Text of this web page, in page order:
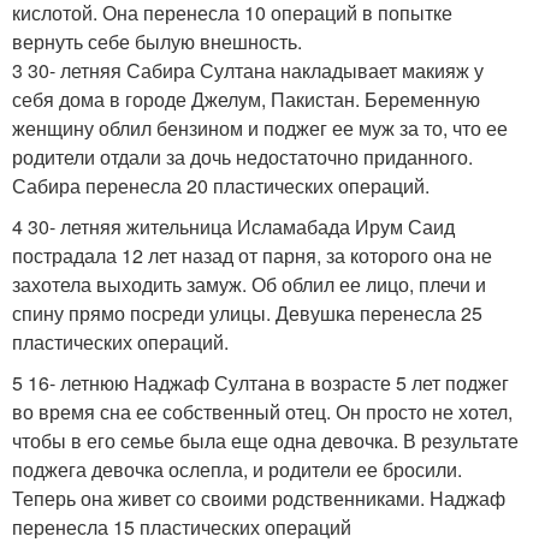
кислотой. Она перенесла 10 операций в попытке
вернуть себе былую внешность.
3 30- летняя Сабира Султана накладывает макияж у
себя дома в городе Джелум, Пакистан. Беременную
женщину облил бензином и поджег ее муж за то, что ее
родители отдали за дочь недостаточно приданного.
Сабира перенесла 20 пластических операций.
4 30- летняя жительница Исламабада Ирум Саид
пострадала 12 лет назад от парня, за которого она не
захотела выходить замуж. Об облил ее лицо, плечи и
спину прямо посреди улицы. Девушка перенесла 25
пластических операций.
5 16- летнюю Наджаф Султана в возрасте 5 лет поджег
во время сна ее собственный отец. Он просто не хотел,
чтобы в его семье была еще одна девочка. В результате
поджега девочка ослепла, и родители ее бросили.
Теперь она живет со своими родственниками. Наджаф
перенесла 15 пластических операций